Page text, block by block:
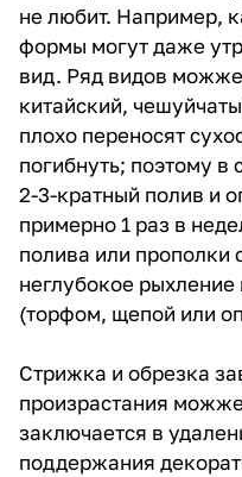
не любит. Например,
формы могут даже
вид. Ряд видов
китайский,
плохо переносят
погибнуть; поэтому в
2-3-кратный полив и
примерно 1 раз в
полива или прополки
неглубокое
(торфом, щепой или
Стрижка и обрезка
произрастания
заключается в
поддержания